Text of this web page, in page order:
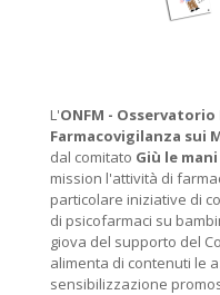
L'ONFM - Osservatorio
Farmacovigilanza sui
dal comitato Giù le
mission l'attività di
particolare iniziative di
di psicofarmaci su
giova del supporto del
alimenta di contenuti le
sensibilizzazione